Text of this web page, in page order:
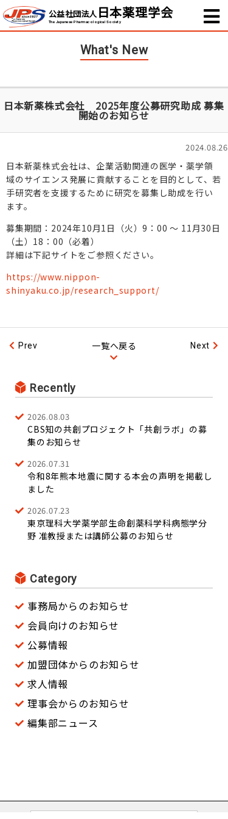
公益社団法人日本薬理学会
The Japanese Pharmacological Society
What's New
日本新薬株式会社 2025年度公募研究助成 募集
開始のお知らせ
2024.08.26
日本新薬株式会社は、企業活動関連の医学・薬学領
域のサイエンス発展に貢献することを目的として、若
手研究者を支援するために研究を募集し助成を行い
ます。
募集期間：2024年10月1日（火）9：00 ～ 11月30日
（土）18：00（必着）
詳細は下記サイトをご参照ください。
https://www.nippon-
shinyaku.co.jp/research_support/
Prev 一覧へ戻る Next
Recently
2026.08.03
CBS知の共創プロジェクト「共創ラボ」の募
集のお知らせ
2026.07.31
令和8年熊本地震に関する本会の声明を掲載し
ました
2026.07.23
東京理科大学薬学部生命創薬科学科病態学分
野 准教授または講師公募のお知らせ
Category
事務局からのお知らせ
会員向けのお知らせ
公募情報
加盟団体からのお知らせ
求人情報
理事会からのお知らせ
編集部ニュース